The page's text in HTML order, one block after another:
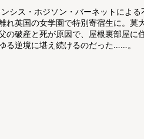
シス・ホジソン・バーネットによ
れ英国の女学園で特別寄宿生に。
の破産と死が原因で、屋根裏部屋
る逆境に堪え続けるのだった……。